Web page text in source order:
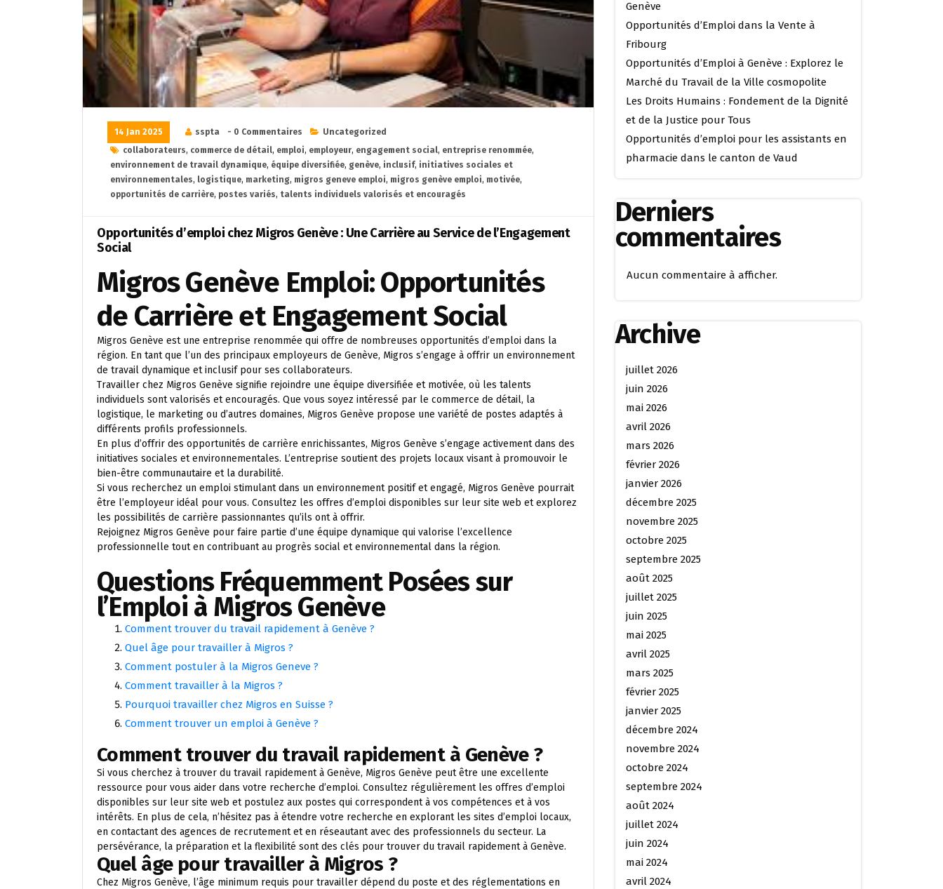
14 Jan 2025 sspta - 0 Commentaires
Uncategorized
collaborateurs, commerce de détail, emploi, employeur, engagement social, entreprise renommée,
environnement de travail dynamique, équipe diversifiée, genève, inclusif, initiatives sociales et
environnementales, logistique, marketing, migros geneve emploi, migros genève emploi, motivée,
opportunités de carrière, postes variés, talents individuels valorisés et encouragés
Opportunités d’emploi chez Migros Genève : Une Carrière au Service de l’Engagement
Social
Migros Genève Emploi: Opportunités
de Carrière et Engagement Social
Migros Genève est une entreprise renommée qui offre de nombreuses opportunités d’emploi dans la
région. En tant que l’un des principaux employeurs de Genève, Migros s’engage à offrir un environnement
de travail dynamique et inclusif pour ses collaborateurs.
Travailler chez Migros Genève signifie rejoindre une équipe diversifiée et motivée, où les talents
individuels sont valorisés et encouragés. Que vous soyez intéressé par le commerce de détail, la
logistique, le marketing ou d’autres domaines, Migros Genève propose une variété de postes adaptés à
différents profils professionnels.
En plus d’offrir des opportunités de carrière enrichissantes, Migros Genève s’engage activement dans des
initiatives sociales et environnementales. L’entreprise soutient des projets locaux visant à promouvoir le
bien-être communautaire et la durabilité.
Si vous recherchez un emploi stimulant dans un environnement positif et engagé, Migros Genève pourrait
être l’employeur idéal pour vous. Consultez les offres d’emploi disponibles sur leur site web et explorez
les possibilités de carrière passionnantes qu’ils ont à offrir.
Rejoignez Migros Genève pour faire partie d’une équipe dynamique qui valorise l’excellence
professionnelle tout en contribuant au progrès social et environnemental dans la région.
Questions Fréquemment Posées sur
l’Emploi à Migros Genève
Comment trouver du travail rapidement à Genève ?
Quel âge pour travailler à Migros ?
Comment postuler à la Migros Geneve ?
Comment travailler à la Migros ?
Pourquoi travailler chez Migros en Suisse ?
Comment trouver un emploi à Genève ?
Comment trouver du travail rapidement à Genève ?
Si vous cherchez à trouver du travail rapidement à Genève, Migros Genève peut être une excellente
ressource pour vous aider dans votre recherche d’emploi. Consultez régulièrement les offres d’emploi
disponibles sur leur site web et postulez aux postes qui correspondent à vos compétences et à vos
intérêts. En plus de cela, n’hésitez pas à étendre votre recherche en explorant les sites d’emploi locaux,
en contactant des agences de recrutement et en réseautant avec des professionnels du secteur. La
persévérance, la préparation et la flexibilité sont des clés pour trouver du travail rapidement à Genève.
Quel âge pour travailler à Migros ?
Chez Migros Genève, l’âge minimum requis pour travailler dépend du poste et des réglementations en
Genève
Opportunités d’Emploi dans la Vente à
Fribourg
Opportunités d’Emploi à Genève : Explorez le
Marché du Travail de la Ville cosmopolite
Les Droits Humains : Fondement de la Dignité
et de la Justice pour Tous
Opportunités d’emploi pour les assistants en
pharmacie dans le canton de Vaud
Derniers
commentaires
Aucun commentaire à afficher.
Archive
juillet 2026
juin 2026
mai 2026
avril 2026
mars 2026
février 2026
janvier 2026
décembre 2025
novembre 2025
octobre 2025
septembre 2025
août 2025
juillet 2025
juin 2025
mai 2025
avril 2025
mars 2025
février 2025
janvier 2025
décembre 2024
novembre 2024
octobre 2024
septembre 2024
août 2024
juillet 2024
juin 2024
mai 2024
avril 2024